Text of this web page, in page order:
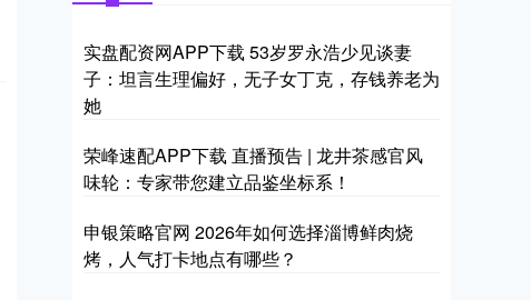
实盘配资网APP下载 53岁罗永浩少见谈妻
子：坦言生理偏好，无子女丁克，存钱养老为
她
荣峰速配APP下载 直播预告 | 龙井茶感官风
味轮：专家带您建立品鉴坐标系！
申银策略官网 2026年如何选择淄博鲜肉烧
烤，人气打卡地点有哪些？